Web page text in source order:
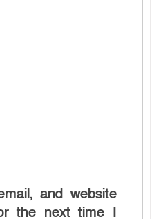
and website
the next time I